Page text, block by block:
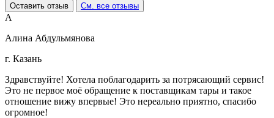
Оставить отзыв См. все отзывы
А
Алина Абдульмянова
г. Казань
Здравствуйте! Хотела поблагодарить за потрясающий сервис!
Это не первое моё обращение к поставщикам тары и такое
отношение вижу впервые! Это нереально приятно, спасибо
огромное!